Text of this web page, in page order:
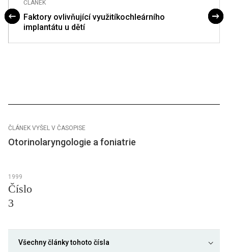
ČLÁNEK
Faktory ovlivňující využitíkochleárního
implantátu u dětí
ČLÁNEK VYŠEL V ČASOPISE
Otorinolaryngologie a foniatrie
1999
Číslo
3
Všechny články tohoto čísla